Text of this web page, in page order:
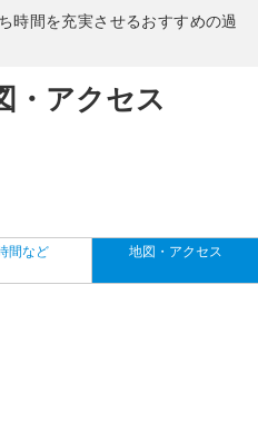
時間を充実させるおすすめの過
・アクセス
間など 地図・アクセス